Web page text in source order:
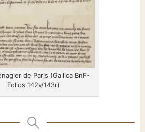
de Paris (Gallica BnF-
Folios 142v/143r)